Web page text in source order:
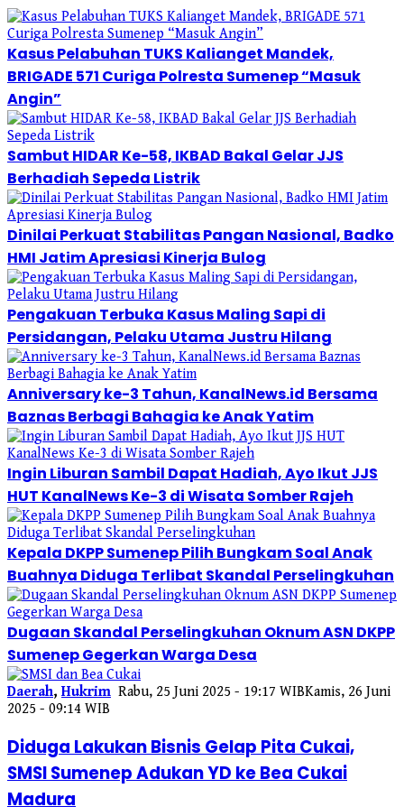
Kasus Pelabuhan TUKS Kalianget Mandek,
BRIGADE 571 Curiga Polresta Sumenep “Masuk
Angin”
Sambut HIDAR Ke-58, IKBAD Bakal Gelar JJS
Berhadiah Sepeda Listrik
Dinilai Perkuat Stabilitas Pangan Nasional, Badko
HMI Jatim Apresiasi Kinerja Bulog
Pengakuan Terbuka Kasus Maling Sapi di
Persidangan, Pelaku Utama Justru Hilang
Anniversary ke-3 Tahun, KanalNews.id Bersama
Baznas Berbagi Bahagia ke Anak Yatim
Ingin Liburan Sambil Dapat Hadiah, Ayo Ikut JJS
HUT KanalNews Ke-3 di Wisata Somber Rajeh
Kepala DKPP Sumenep Pilih Bungkam Soal Anak
Buahnya Diduga Terlibat Skandal Perselingkuhan
Dugaan Skandal Perselingkuhan Oknum ASN DKPP
Sumenep Gegerkan Warga Desa
Daerah, Hukrim Rabu, 25 Juni 2025 - 19:17 WIBKamis, 26 Juni
2025 - 09:14 WIB
Diduga Lakukan Bisnis Gelap Pita Cukai,
SMSI Sumenep Adukan YD ke Bea Cukai
Madura